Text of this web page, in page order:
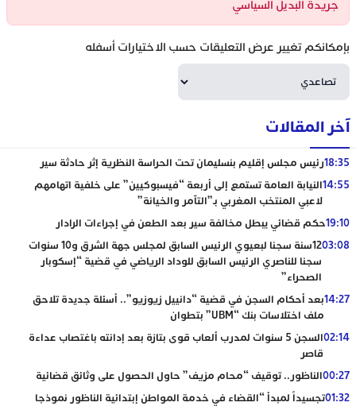
جريدة البديل السياسي
بإمكانكم تغيير عرض التعليقات حسب الاختيارات أسفله
آخر المقالات
18:35رئيس مجلس إقليم بنسليمان تحت الحراسة النظرية إثر حادثة سير
14:55النيابة العامة تستمع إلى أربعة “فيسبوكيين” على خلفية اتهامهم
لاعبي المنتخب المغربي بـ”التآمر والخيانة”
19:10حكم قضائي يبطل مخالفة سير بعد الطعن في إجراءات الرادار
03:08
12سنة سجنا لبعيوي الرئيس السابق لمجلس جهة الشرق و10 سنوات
سجنا للناصري الرئيس السابق للوداد الرياضي في قضية “إسكوبار
الصحراء”
14:27بعد أحكام السجن في قضية “دانييل زيوزيو”.. أسئلة جديدة تلاحق
ملف اختلاسات بنك “UBM” بتطوان
02:14
السجن 5 سنوات لمدرب ألعاب قوى بتازة بعد إدانته باغتصاب عداءة
قاصر
00:27الناظور.. توقيف “محام مزيف” حاول الحصول على وثائق قضائية
01:32تجسيداً لمبدأ “القضاء في خدمة المواطن إبتدائية الناظور نموذجا